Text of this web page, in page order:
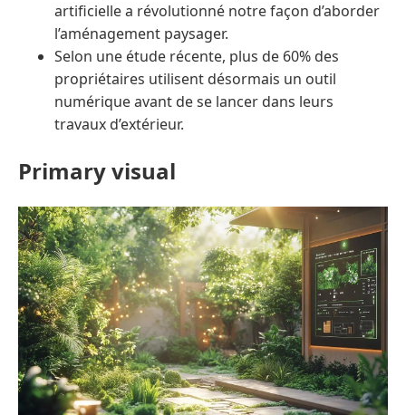
artificielle a révolutionné notre façon d’aborder
l’aménagement paysager.
Selon une étude récente, plus de 60% des
propriétaires utilisent désormais un outil
numérique avant de se lancer dans leurs
travaux d’extérieur.
Primary visual